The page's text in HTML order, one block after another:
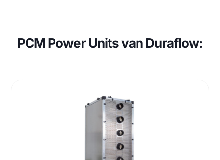
PCM Power Units van Duraflow: